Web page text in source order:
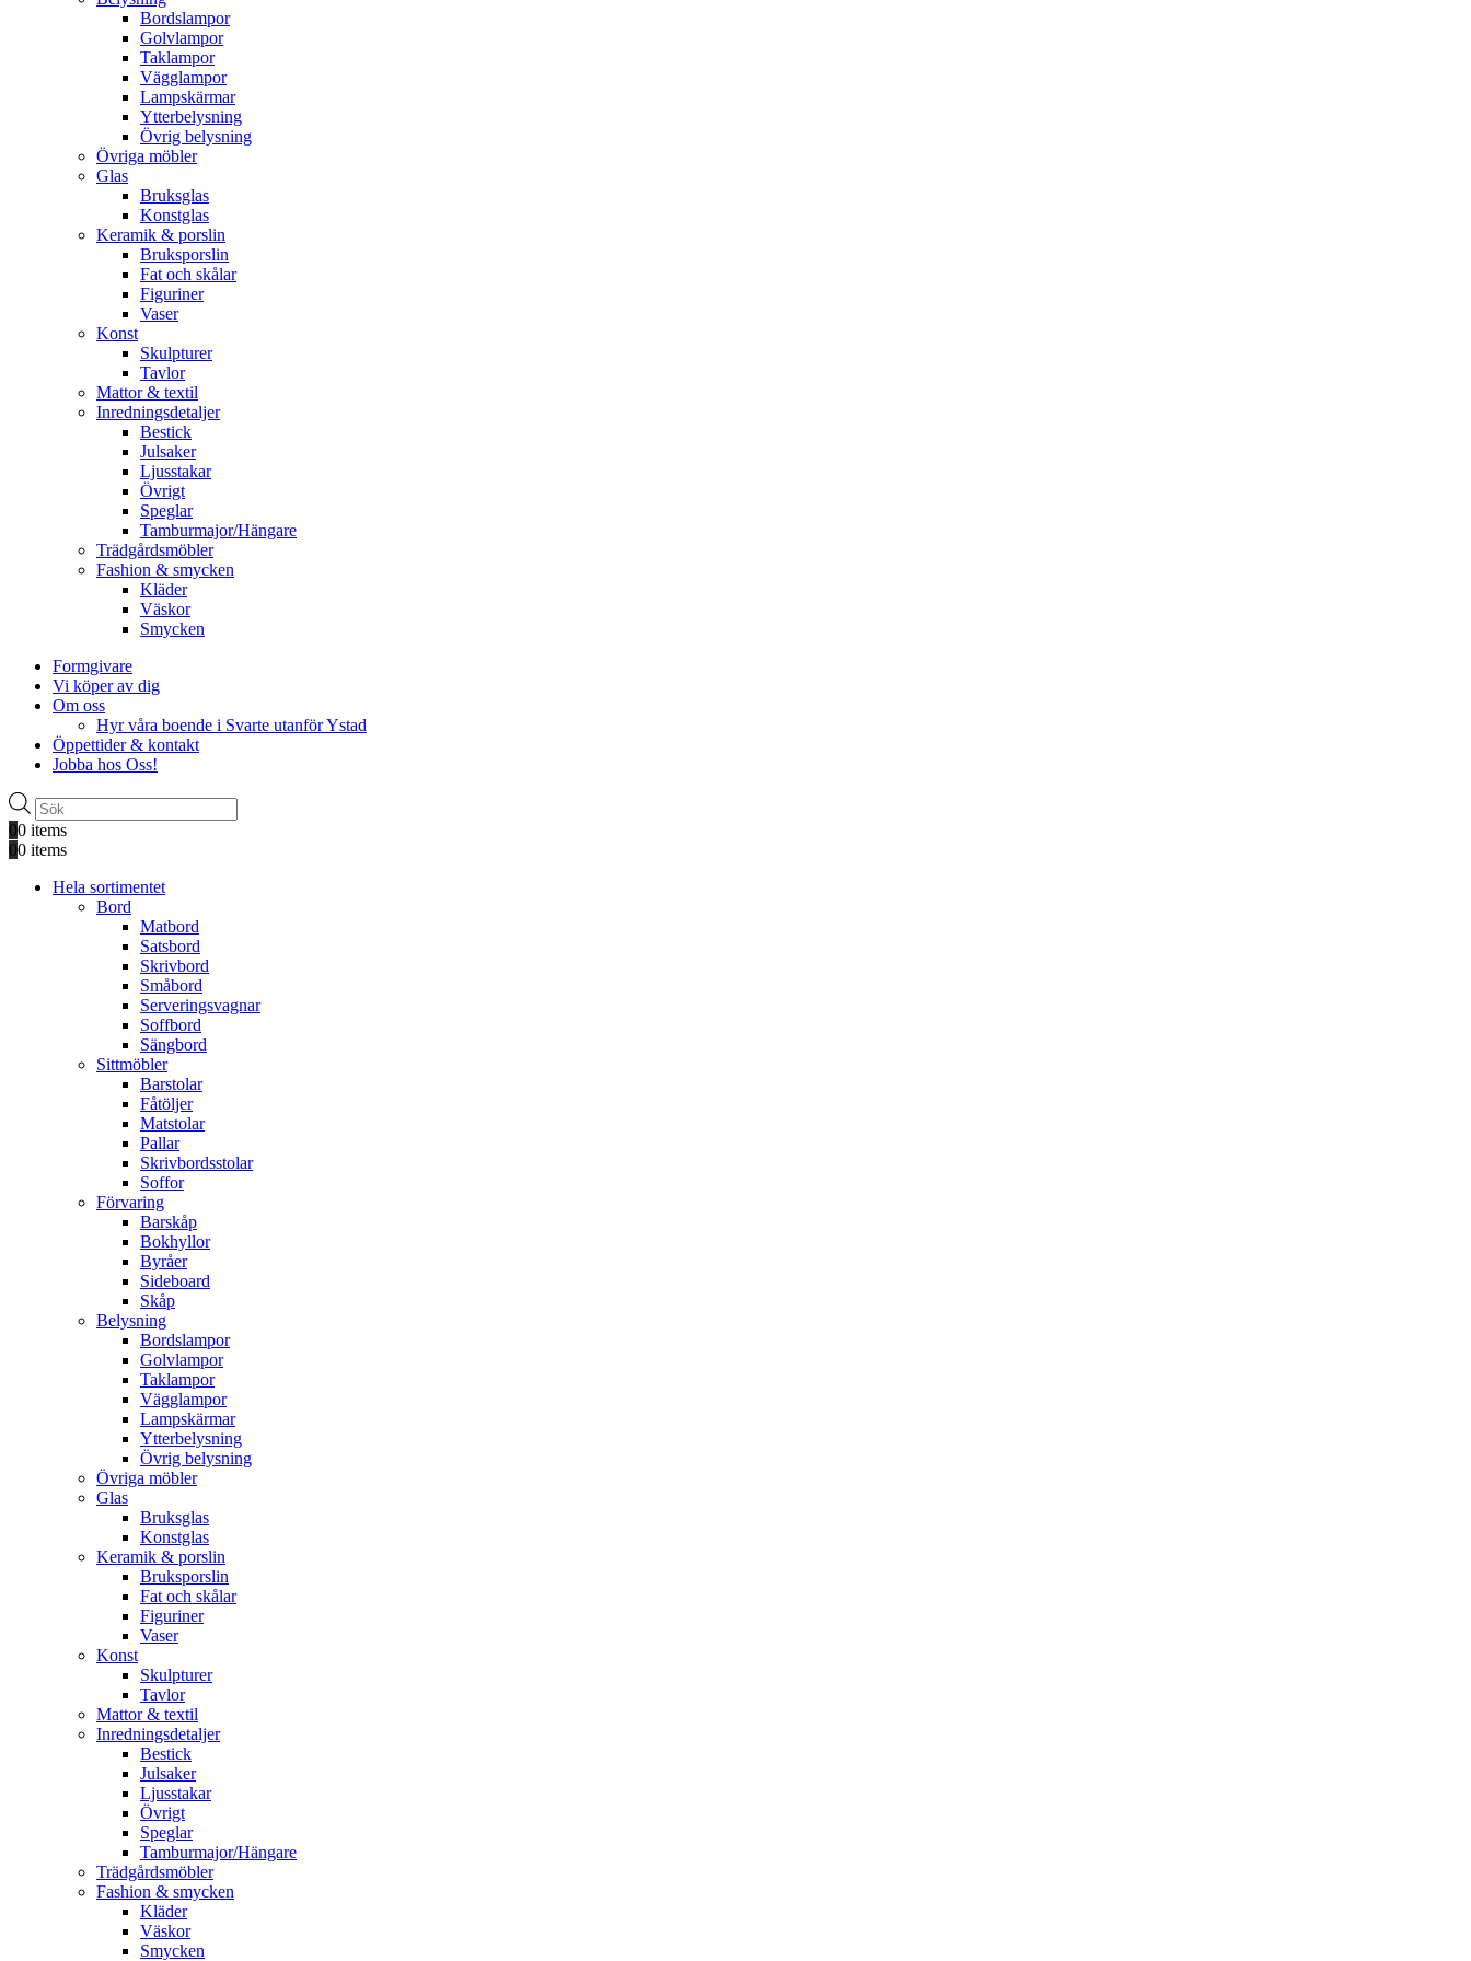
Bordslampor
Golvlampor
Taklampor
Vägglampor
Lampskärmar
Ytterbelysning
Övrig belysning
Övriga möbler
Glas
Bruksglas
Konstglas
Keramik & porslin
Bruksporslin
Fat och skålar
Figuriner
Vaser
Konst
Skulpturer
Tavlor
Mattor & textil
Inredningsdetaljer
Bestick
Julsaker
Ljusstakar
Övrigt
Speglar
Tamburmajor/Hängare
Trädgårdsmöbler
Fashion & smycken
Kläder
Väskor
Smycken
Formgivare
Vi köper av dig
Om oss
Hyr våra boende i Svarte utanför Ystad
Öppettider & kontakt
Jobba hos Oss!
Produktsökning
00 items
00 items
Hela sortimentet
Bord
Matbord
Satsbord
Skrivbord
Småbord
Serveringsvagnar
Soffbord
Sängbord
Sittmöbler
Barstolar
Fåtöljer
Matstolar
Pallar
Skrivbordsstolar
Soffor
Förvaring
Barskåp
Bokhyllor
Byråer
Sideboard
Skåp
Belysning
Bordslampor
Golvlampor
Taklampor
Vägglampor
Lampskärmar
Ytterbelysning
Övrig belysning
Övriga möbler
Glas
Bruksglas
Konstglas
Keramik & porslin
Bruksporslin
Fat och skålar
Figuriner
Vaser
Konst
Skulpturer
Tavlor
Mattor & textil
Inredningsdetaljer
Bestick
Julsaker
Ljusstakar
Övrigt
Speglar
Tamburmajor/Hängare
Trädgårdsmöbler
Fashion & smycken
Kläder
Väskor
Smycken